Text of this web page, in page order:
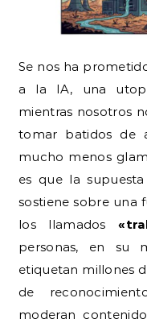
Se nos ha
a la IA, una
mientras nosotros
tomar batidos de
mucho menos
es que la
sostiene sobre una
los llamados
personas, en su
etiquetan millones
de
moderan